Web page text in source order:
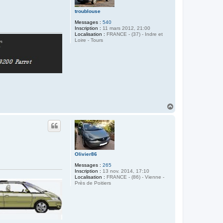
troublouse
Messages : 540
Inscription : 11 mars 2012, 21:00
Localisation : FRANCE - (37) - Indre et
Loire - Tours
Olivier86
Messages : 265
Inscription : 13 nov. 2014, 17:10
Localisation : FRANCE - (86) - Vienne -
Près de Poitiers